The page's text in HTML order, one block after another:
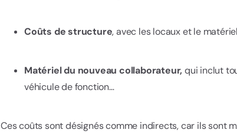
Coûts de structure, avec les locaux et le
Matériel du nouveau collaborateur, qui inclut
véhicule de fonction…
Ces coûts sont désignés comme indirects, car ils sont